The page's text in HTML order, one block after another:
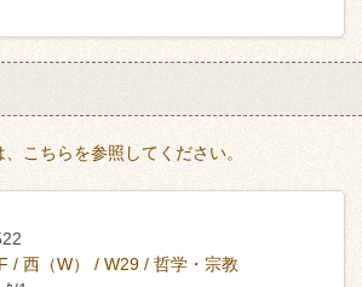
こちらを参照してください。
/ 西（W） / W29 / 哲学・宗教